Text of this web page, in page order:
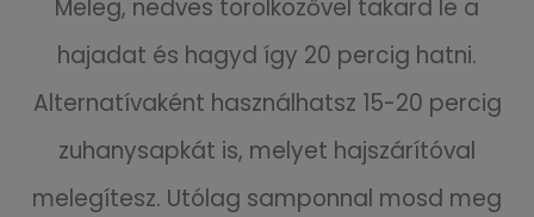
Meleg, nedves törölközővel takard le a
hajadat és hagyd így 20 percig hatni.
Alternatívaként használhatsz 15-20 percig
zuhanysapkát is, melyet hajszárítóval
melegítesz. Utólag samponnal mosd meg